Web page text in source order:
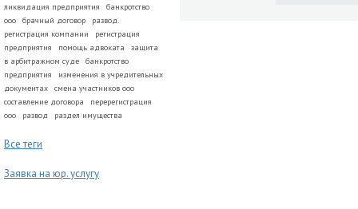
ликвидация предприятия
банкротство
ооо
брачный договор
развод.
регистрация компании
регистрация
предприятия
помощь адвоката
защита
в арбитражном суде
банкротство
предприятия
изменения в учредительных
документах
смена участников ооо
составление договора
перерегистрация
ооо
развод раздел имущества
Все теги
Заявка на юр. услугу